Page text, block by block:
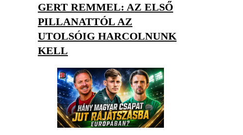
GERT REMMEL: AZ ELSŐ
PILLANATTÓL AZ
UTOLSÓIG HARCOLNUNK
KELL